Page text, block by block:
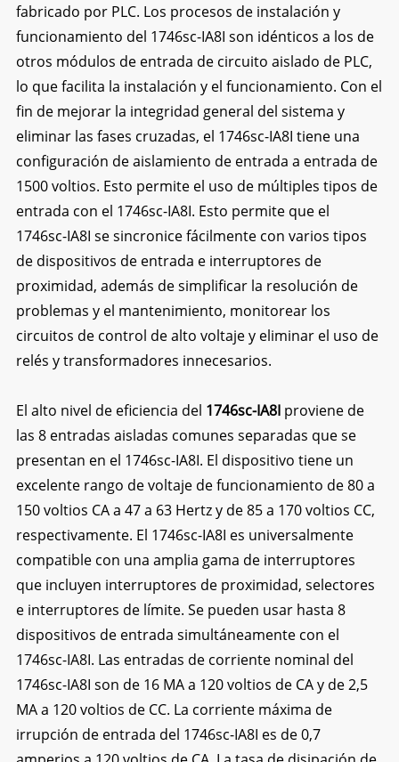
fabricado por PLC. Los procesos de instalación y
funcionamiento del 1746sc-IA8I son idénticos a los de
otros módulos de entrada de circuito aislado de PLC,
lo que facilita la instalación y el funcionamiento. Con el
fin de mejorar la integridad general del sistema y
eliminar las fases cruzadas, el 1746sc-IA8I tiene una
configuración de aislamiento de entrada a entrada de
1500 voltios. Esto permite el uso de múltiples tipos de
entrada con el 1746sc-IA8I. Esto permite que el
1746sc-IA8I se sincronice fácilmente con varios tipos
de dispositivos de entrada e interruptores de
proximidad, además de simplificar la resolución de
problemas y el mantenimiento, monitorear los
circuitos de control de alto voltaje y eliminar el uso de
relés y transformadores innecesarios.
El alto nivel de eficiencia del 1746sc-IA8Iproviene de
las 8 entradas aisladas comunes separadas que se
presentan en el 1746sc-IA8I. El dispositivo tiene un
excelente rango de voltaje de funcionamiento de 80 a
150 voltios CA a 47 a 63 Hertz y de 85 a 170 voltios CC,
respectivamente. El 1746sc-IA8I es universalmente
compatible con una amplia gama de interruptores
que incluyen interruptores de proximidad, selectores
e interruptores de límite. Se pueden usar hasta 8
dispositivos de entrada simultáneamente con el
1746sc-IA8I. Las entradas de corriente nominal del
1746sc-IA8I son de 16 MA a 120 voltios de CA y de 2,5
MA a 120 voltios de CC. La corriente máxima de
irrupción de entrada del 1746sc-IA8I es de 0,7